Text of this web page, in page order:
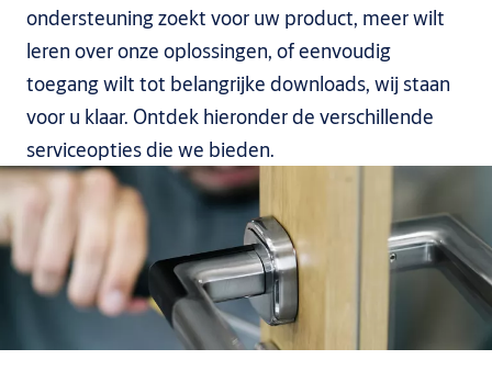
ondersteuning zoekt voor uw product, meer wilt
leren over onze oplossingen, of eenvoudig
toegang wilt tot belangrijke downloads, wij staan
voor u klaar. Ontdek hieronder de verschillende
serviceopties die we bieden.